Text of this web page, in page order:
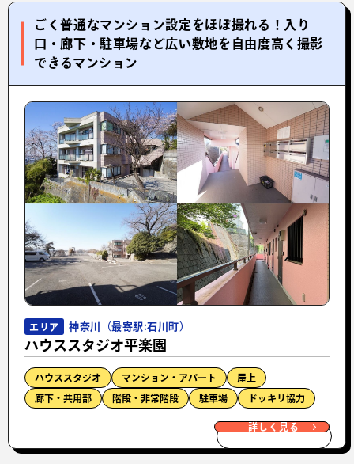
件
数
ごく普通なマンション設定をほぼ撮れる！入り
口・廊下・駐車場など広い敷地を自由度高く撮影
できるマンション
エリア 神奈川（最寄駅:石川町）
ハウススタジオ平楽園
ハウススタジオ マンション・アパート 屋上
廊下・共用部 階段・非常階段 駐車場 ドッキリ協力
詳しく見る